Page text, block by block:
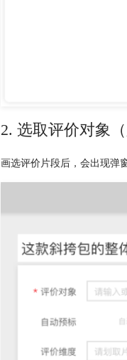
2. 选取评价对象
画选评价片段后，会出现弹